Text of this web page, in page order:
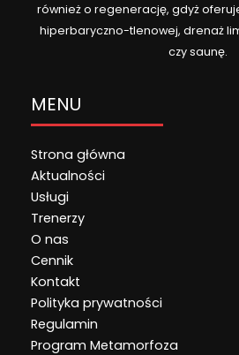
również o regenerację, gdyż
hiperbaryczno-tlenowej, drenaż
czy saunę.
MENU
Strona główna
Aktualności
Usługi
Trenerzy
O nas
Cennik
Kontakt
Polityka prywatności
Regulamin
Program Metamorfoza